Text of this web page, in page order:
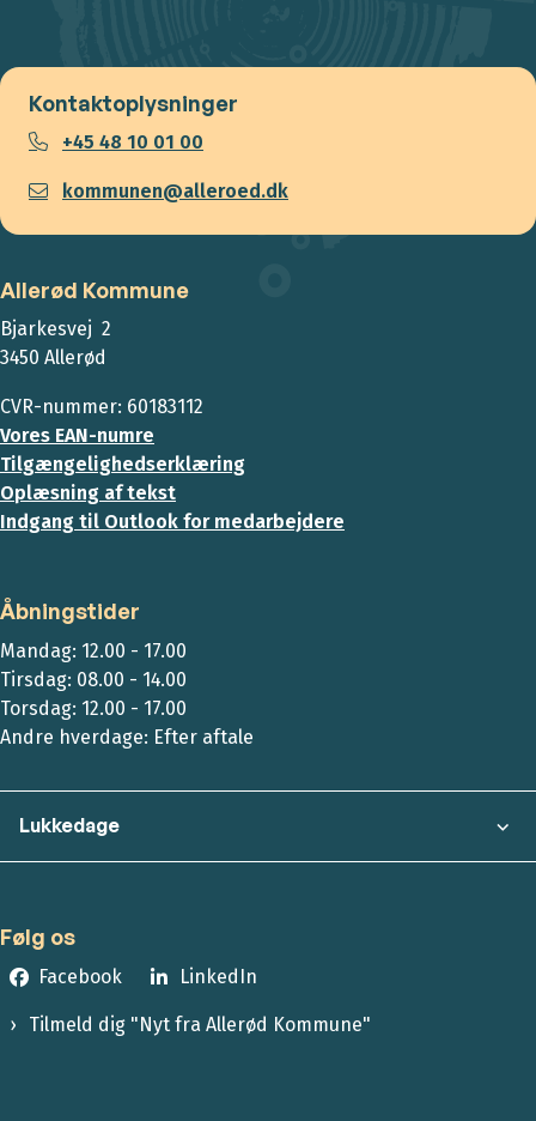
Kontaktoplysninger
+45 48 10 01 00
kommunen@alleroed.dk
Allerød Kommune
Bjarkesvej 2
3450 Allerød
CVR-nummer: 60183112
Vores EAN-numre
Tilgængelighedserklæring
Oplæsning af tekst
Indgang til Outlook for medarbejdere
Åbningstider
Mandag: 12.00 - 17.00
Tirsdag: 08.00 - 14.00
Torsdag: 12.00 - 17.00
Andre hverdage: Efter aftale
Lukkedage
Følg os
Facebook LinkedIn
Tilmeld dig "Nyt fra Allerød Kommune"